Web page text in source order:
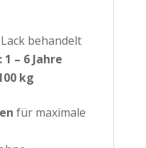
behandelt
– 6 Jahre
kg
für maximale